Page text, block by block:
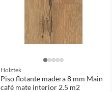
Holztek
Piso flotante madera 8 mm Main
café mate interior 2.5 m2